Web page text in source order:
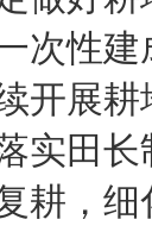
次性
开展
实田
耕，